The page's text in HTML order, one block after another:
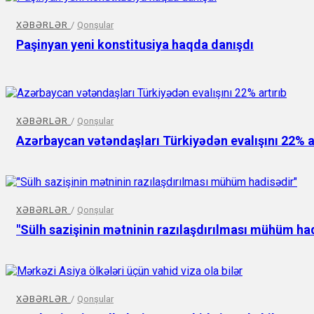
XƏBƏRLƏR / Qonşular
Paşinyan yeni konstitusiya haqda danışdı
XƏBƏRLƏR / Qonşular
Azərbaycan vətəndaşları Türkiyədən evalışını 22%
XƏBƏRLƏR / Qonşular
"Sülh sazişinin mətninin razılaşdırılması mühüm
XƏBƏRLƏR / Qonşular